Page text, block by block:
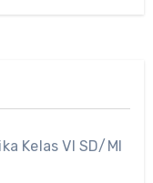
Kelas VI SD/MI